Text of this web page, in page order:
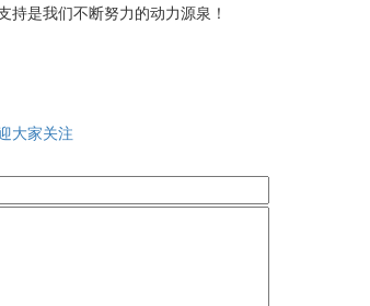
是我们不断努力的动力源泉！
大家关注